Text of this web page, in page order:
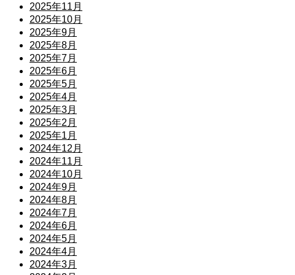
2025年11月
2025年10月
2025年9月
2025年8月
2025年7月
2025年6月
2025年5月
2025年4月
2025年3月
2025年2月
2025年1月
2024年12月
2024年11月
2024年10月
2024年9月
2024年8月
2024年7月
2024年6月
2024年5月
2024年4月
2024年3月